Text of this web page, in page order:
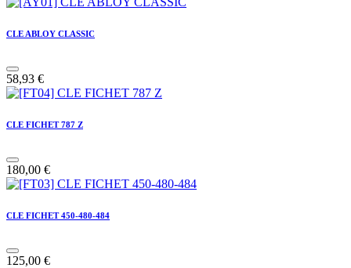
CLE ABLOY CLASSIC
58,93 €
CLE FICHET 787 Z
180,00 €
CLE FICHET 450-480-484
125,00 €